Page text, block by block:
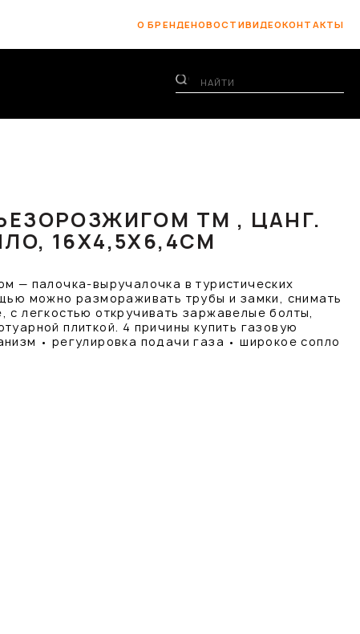
О БРЕНДЕНОВОСТИВИДЕОКОНТАКТЫ
ТМ , ЦАНГ.
16Х4,5Х6,4СМ
— палочка-выручалочка в туристических
можно размораживать трубы и замки, снимать
с легкостью откручивать заржавелые болты,
плиткой. 4 причины купить газовую
• регулировка подачи газа • широкое сопло